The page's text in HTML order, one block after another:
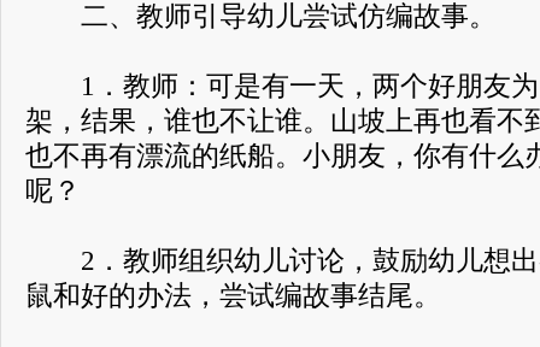
二、教师引导幼儿尝试仿编故事。
1．教师：可是有一天，两个好朋友为
架，结果，谁也不让谁。山坡上再也看不
也不再有漂流的纸船。小朋友，你有什么
呢？
2．教师组织幼儿讨论，鼓励幼儿想出
鼠和好的办法，尝试编故事结尾。